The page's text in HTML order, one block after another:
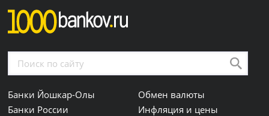
Банки Йошкар-Олы
Банки России
Обмен валюты
Инфляция и цены